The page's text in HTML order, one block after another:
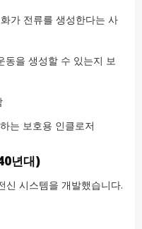
가 전류를 생성한다는 사
동을 생성할 수 있는지 보
는 보호용 인클로저
년대)
신 시스템을 개발했습니다.